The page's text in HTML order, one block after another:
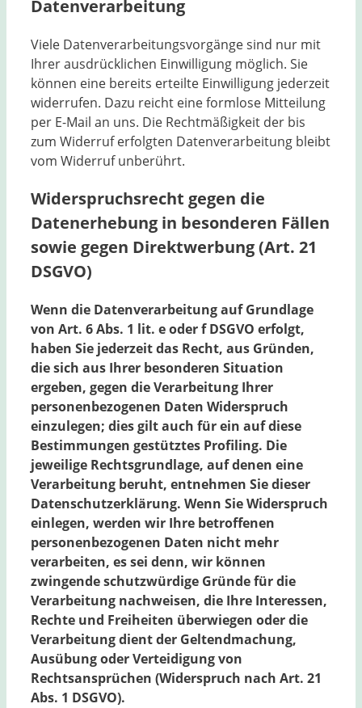
Datenverarbeitung
Viele Datenverarbeitungsvorgänge sind nur mit
Ihrer ausdrücklichen Einwilligung möglich. Sie
können eine bereits erteilte Einwilligung jederzeit
widerrufen. Dazu reicht eine formlose Mitteilung
per E-Mail an uns. Die Rechtmäßigkeit der bis
zum Widerruf erfolgten Datenverarbeitung bleibt
vom Widerruf unberührt.
Widerspruchsrecht gegen die
Datenerhebung in besonderen Fällen
sowie gegen Direktwerbung (Art. 21
DSGVO)
Wenn die Datenverarbeitung auf Grundlage
von Art. 6 Abs. 1 lit. e oder f DSGVO erfolgt,
haben Sie jederzeit das Recht, aus Gründen,
die sich aus Ihrer besonderen Situation
ergeben, gegen die Verarbeitung Ihrer
personenbezogenen Daten Widerspruch
einzulegen; dies gilt auch für ein auf diese
Bestimmungen gestütztes Profiling. Die
jeweilige Rechtsgrundlage, auf denen eine
Verarbeitung beruht, entnehmen Sie dieser
Datenschutzerklärung. Wenn Sie Widerspruch
einlegen, werden wir Ihre betroffenen
personenbezogenen Daten nicht mehr
verarbeiten, es sei denn, wir können
zwingende schutzwürdige Gründe für die
Verarbeitung nachweisen, die Ihre Interessen,
Rechte und Freiheiten überwiegen oder die
Verarbeitung dient der Geltendmachung,
Ausübung oder Verteidigung von
Rechtsansprüchen (Widerspruch nach Art. 21
Abs. 1 DSGVO).